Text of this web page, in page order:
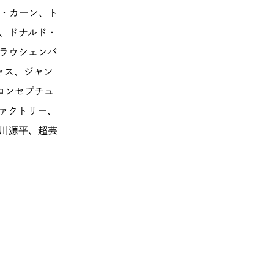
カーン、ト
ドナルド・
ウシェンバ
ス、ジャン
ンセプチュ
クトリー、
源平、超芸